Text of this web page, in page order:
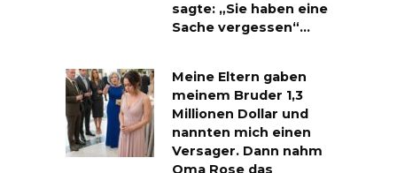
sagte: „Sie haben eine
Sache vergessen“…
Meine Eltern gaben
meinem Bruder 1,3
Millionen Dollar und
nannten mich einen
Versager. Dann nahm